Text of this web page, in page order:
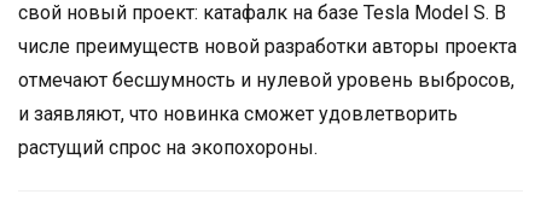
свой новый проект: катафалк на базе Tesla Model S. В
числе преимуществ новой разработки авторы проекта
отмечают бесшумность и нулевой уровень выбросов,
и заявляют, что новинка сможет удовлетворить
растущий спрос на экопохороны.